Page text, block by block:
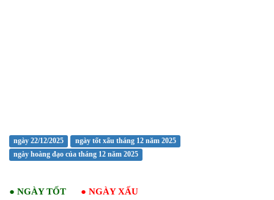
ngày 22/12/2025
ngày tốt xấu tháng 12 năm 2025
ngày hoàng đạo của tháng 12 năm 2025
● NGÀY TỐT ● NGÀY XẤU